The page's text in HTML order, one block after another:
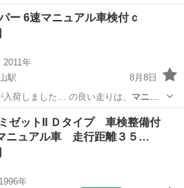
MINI クーパー 6速マニュアル車検付ｃ
2011年
駅
8月8日
入荷しました… の良い走りは、 マニュ
ミニ
ゼットII Ｄタイプ 車検整備付
ニュアル車 走行距離３５…
1996年